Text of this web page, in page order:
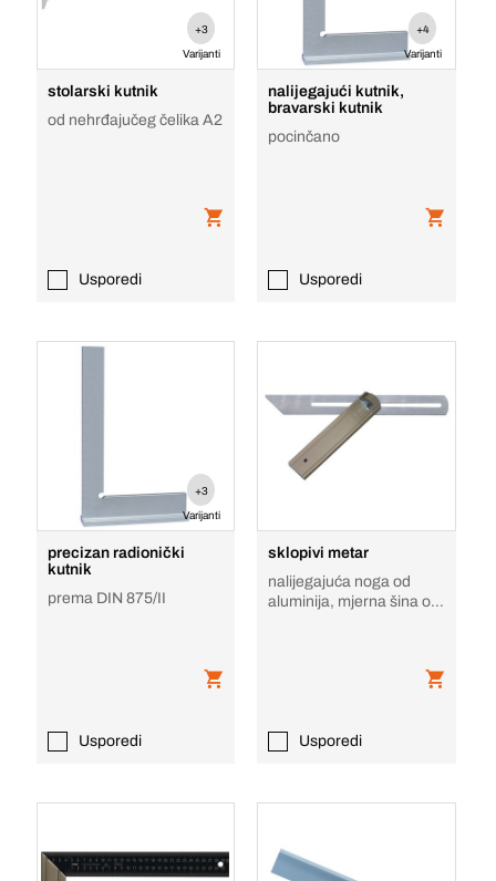
+3
Varijanti
stolarski kutnik
od nehrđajučeg čelika A2
Usporedi
+4
Varijanti
nalijegajući kutnik,
bravarski kutnik
pocinčano
Usporedi
+3
Varijanti
precizan radionički
kutnik
prema DIN 875/II
Usporedi
sklopivi metar
nalijegajuća noga od
aluminija, mjerna šina od
Usporedi